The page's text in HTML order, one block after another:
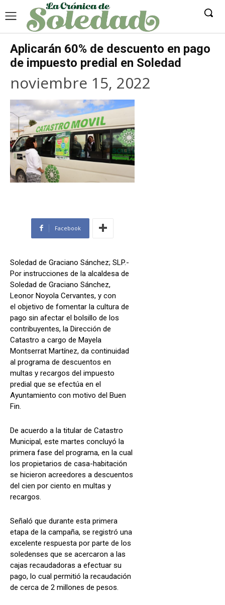
Aplicarán 60% de descuento en pago
de impuesto predial en Soledad
noviembre 15, 2022
Facebook
Soledad de Graciano Sánchez; SLP.-
Por instrucciones de la alcaldesa de
Soledad de Graciano Sánchez,
Leonor Noyola Cervantes, y con
el objetivo de fomentar la cultura de
pago sin afectar el bolsillo de los
contribuyentes, la Dirección de
Catastro a cargo de Mayela
Montserrat Martínez, da continuidad
al programa de descuentos en
multas y recargos del impuesto
predial que se efectúa en el
Ayuntamiento con motivo del Buen
Fin.
De acuerdo a la titular de Catastro
Municipal, este martes concluyó la
primera fase del programa, en la cual
los propietarios de casa-habitación
se hicieron acreedores a descuentos
del cien por ciento en multas y
recargos.
Señaló que durante esta primera
etapa de la campaña, se registró una
excelente respuesta por parte de los
soledenses que se acercaron a las
cajas recaudadoras a efectuar su
pago, lo cual permitió la recaudación
de cerca de 2 millones de pesos.